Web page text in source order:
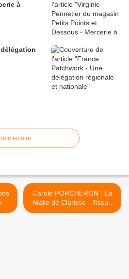
à
Carole PORCHERON - La
Malle de Clarisse - Tissus
pour le patchwork et la